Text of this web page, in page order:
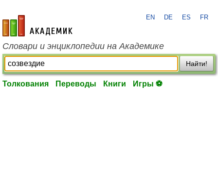
academic.ru
EN DE ES FR
Словари и энциклопедии на Академике
Найти!
Толкования Переводы Книги Игры ⚽